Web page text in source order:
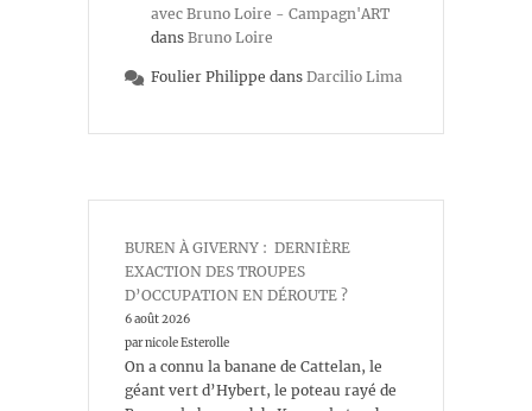
avec Bruno Loire - Campagn'ART
dans Bruno Loire
Foulier Philippe dans Darcilio Lima
BUREN À GIVERNY : DERNIÈRE
EXACTION DES TROUPES
D’OCCUPATION EN DÉROUTE ?
6 août 2026
par nicole Esterolle
On a connu la banane de Cattelan, le
géant vert d’Hybert, le poteau rayé de